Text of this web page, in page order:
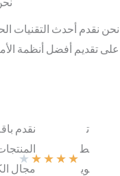
نحن نقدم أحدث التقنيات
على تقديم أفضل أنظمة
ت
ط
وي
★
★
★
★
★
نقدم
مجال